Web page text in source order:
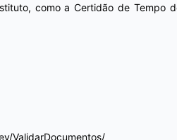
como a Certidão de Tempo
ValidarDocumentos/